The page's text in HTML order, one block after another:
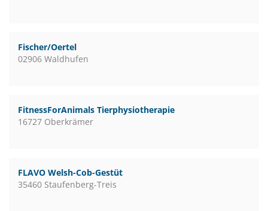
Fischer/Oertel
02906 Waldhufen
FitnessForAnimals Tierphysiotherapie
16727 Oberkrämer
FLAVO Welsh-Cob-Gestüt
35460 Staufenberg-Treis